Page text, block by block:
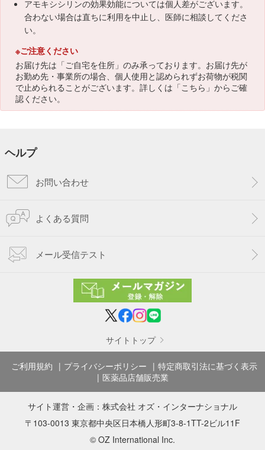
アモキシシリンの効果効能については個人差がございます。
合わない場合は直ちに利用を中止し、医師に相談してくださ
い。
※ご注意ください
お届け先は「ご自宅を住所」のみ承っております。お届け先が
お勤め先・事業所の場合、個人使用と認められずお荷物が税関
で止められることがございます。詳しくは「こちら 」からご確
認ください。
ヘルプ
お問い合わせ
よくある質問
メール受信テスト
サイトトップ
ご利用規約 プライバシーポリシー
特定商取引法に基づく表示
医薬品店舗販売業
サイト運営・企画： 株式会社 オズ・インターナショナル
〒103-0013 東京都中央区日本橋人形町3-8-1TT-2ビル11F
© OZ International Inc.